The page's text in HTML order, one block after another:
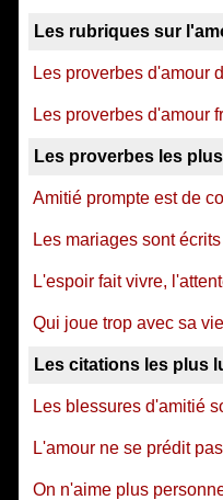
Les rubriques sur
Les proverbes d'amour
Les proverbes d'amour
Les proverbes les
Amitié prompte est de
Les mariages sont
L'espoir fait vivre,
Qui joue trop avec sa
Les citations les plus
Les blessures d'amitié
L'amour ne se prédit
On n'aime plus